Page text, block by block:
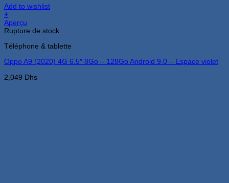
Add to wishlist
+
Aperçu
Rupture de stock
Téléphone & tablette
Oppo A9 (2020) 4G 6.5″ 8Go – 128Go Android 9.0 – Espace violet
2,049 Dhs